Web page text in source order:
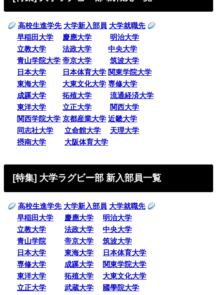
高校生進学先 大学新入部員 大学就職先
早稲田大学
慶應大学
明治大学
立教大学
法政大学
中央大学
青山学院大学 帝京大学
筑波大学
日本大学
日本体育大学 関東学院大学
東海大学
大東文化大学 専修大学
成蹊大学
拓殖大学
流通経済大学
東洋大学
立正大学
関西大学
関西学院大学 京都産業大学 近畿大学
同志社大学
立命館大学
天理大学
摂南大学
大阪体育大学
[特集] 大学ラグビー部 新入部員一覧
高校生進学先 大学新入部員 大学就職先
早稲田大学
慶應大学
明治大学
立教大学
法政大学
中央大学
青山学院
帝京大学
筑波大学
日本大学
東海大学
日本体育大学
専修大学
成蹊大学
関東学院大学
東洋大学
拓殖大学
大東文化大学
立正大学
武蔵大学
國學院大学